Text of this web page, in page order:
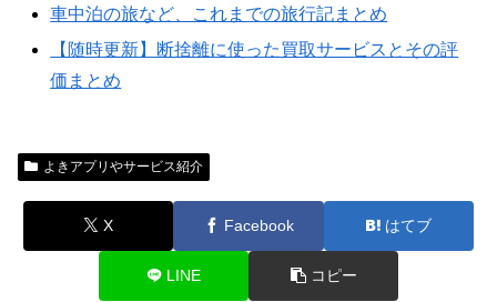
車中泊の旅など、これまでの旅行記まとめ
【随時更新】断捨離に使った買取サービスとその評
価まとめ
よきアプリやサービス紹介
X Facebook はてブ
LINE コピー